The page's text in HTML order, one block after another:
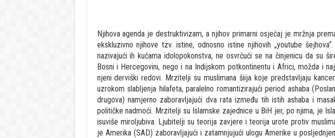
Njihova agenda je destruktivizam, a njihov primarni osjećaj je mržnja
ekskluzivno njihove tzv. istine, odnosno istine njihovih „youtube
nazivajući ih kućama idolopokonstva, ne osvrčući se na činjenicu da su
Bosni i Hercegovini, nego i na Indijskom potkontinentu i Africi, možda i
njeni derviški redovi. Mrzitelji su muslimana šiija koje predstavljaju
uzrokom slabljenja hilafeta, paralelno romantizirajući period ashaba
drugova) namjerno zaboravljajući dva rata između tih istih ashaba i
političke nadmoći. Mrzitelji su Islamske zajednice u BiH jer, po njima, je
isuviše miroljubiva. Ljubitelji su teorija zavjere i teorija urote protiv
je Amerika (SAD) zaboravljajući i zatamnjujući ulogu Amerike u